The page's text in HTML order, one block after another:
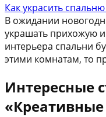
Как украсить
В ожидании
украшать прихожую
интерьера спальни
этими комнатам, то
Интересные